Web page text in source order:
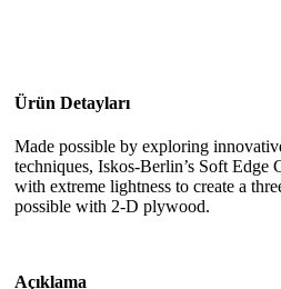
Ürün Detayları
Made possible by exploring
techniques, Iskos-Berlin’s Soft Edge
with extreme lightness to create a
possible with 2-D plywood.
Açıklama